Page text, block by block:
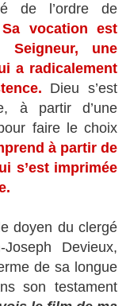
de l’ordre de
Sa vocation est
Seigneur, une
a radicalement
Dieu s’est
à partir d’une
faire le choix
à partir de
s’est imprimée
doyen du clergé
Devieux,
de sa longue
son testament